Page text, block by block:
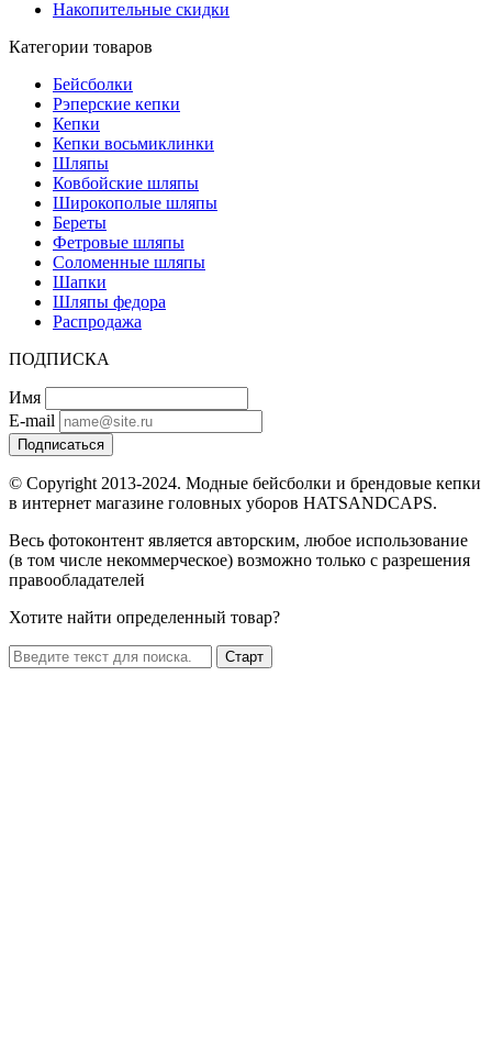
Накопительные скидки
Категории товаров
Бейсболки
Рэперские кепки
Кепки
Кепки восьмиклинки
Шляпы
Ковбойские шляпы
Широкополые шляпы
Береты
Фетровые шляпы
Соломенные шляпы
Шапки
Шляпы федора
Распродажа
ПОДПИСКА
Имя
E-mail
Подписаться
© Copyright 2013-2024. Модные бейсболки и брендовые кепки
в интернет магазине головных уборов HATSANDCAPS.
Весь фотоконтент является авторским, любое использование
(в том числе некоммерческое) возможно только с разрешения
правообладателей
Хотите найти определенный товар?
Старт